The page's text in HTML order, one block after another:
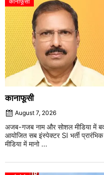
कानाफूसी
August 7, 2026
अजब-गजब नाम और सोशल मीडिया में
आयोजित सब इंस्पेक्टर SI भर्ती
मीडिया में मानो ...